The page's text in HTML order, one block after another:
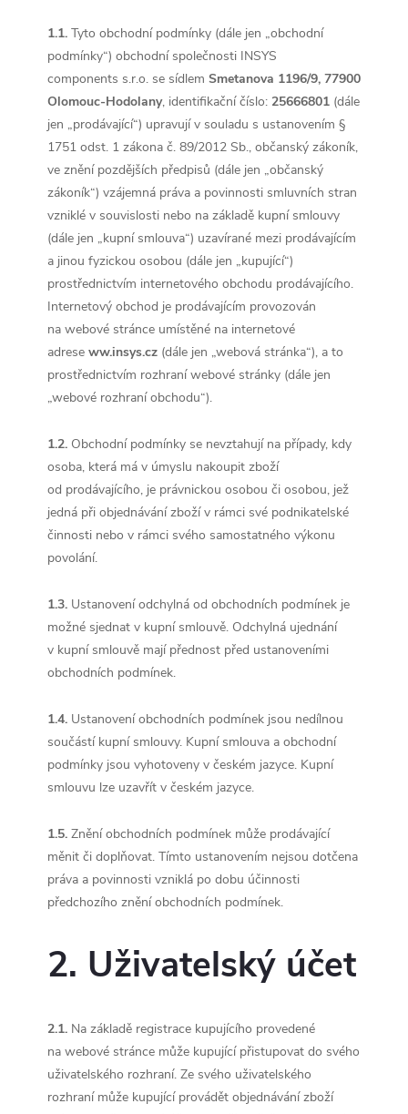
1.1. Tyto obchodní podmínky (dále jen „obchodní
podmínky“) obchodní společnosti INSYS
components s.r.o. se sídlem Smetanova 1196/9, 77900
Olomouc-Hodolany, identifikační číslo: 25666801 (dále
jen „prodávající“) upravují v souladu s ustanovením §
1751 odst. 1 zákona č. 89/2012 Sb., občanský zákoník,
ve znění pozdějších předpisů (dále jen „občanský
zákoník“) vzájemná práva a povinnosti smluvních stran
vzniklé v souvislosti nebo na základě kupní smlouvy
(dále jen „kupní smlouva“) uzavírané mezi prodávajícím
a jinou fyzickou osobou (dále jen „kupující“)
prostřednictvím internetového obchodu prodávajícího.
Internetový obchod je prodávajícím provozován
na webové stránce umístěné na internetové
adrese ww.insys.cz (dále jen „webová stránka“), a to
prostřednictvím rozhraní webové stránky (dále jen
„webové rozhraní obchodu“).
1.2. Obchodní podmínky se nevztahují na případy, kdy
osoba, která má v úmyslu nakoupit zboží
od prodávajícího, je právnickou osobou či osobou, jež
jedná při objednávání zboží v rámci své podnikatelské
činnosti nebo v rámci svého samostatného výkonu
povolání.
1.3. Ustanovení odchylná od obchodních podmínek je
možné sjednat v kupní smlouvě. Odchylná ujednání
v kupní smlouvě mají přednost před ustanoveními
obchodních podmínek.
1.4. Ustanovení obchodních podmínek jsou nedílnou
součástí kupní smlouvy. Kupní smlouva a obchodní
podmínky jsou vyhotoveny v českém jazyce. Kupní
smlouvu lze uzavřít v českém jazyce.
1.5. Znění obchodních podmínek může prodávající
měnit či doplňovat. Tímto ustanovením nejsou dotčena
práva a povinnosti vzniklá po dobu účinnosti
předchozího znění obchodních podmínek.
2. Uživatelský účet
2.1. Na základě registrace kupujícího provedené
na webové stránce může kupující přistupovat do svého
uživatelského rozhraní. Ze svého uživatelského
rozhraní může kupující provádět objednávání zboží